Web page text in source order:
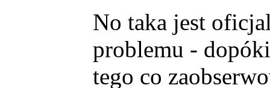
No taka jest
problemu -
tego co